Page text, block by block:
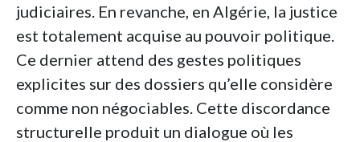
judiciaires. En revanche, en Algérie, la justice
est totalement acquise au pouvoir politique.
Ce dernier attend des gestes politiques
explicites sur des dossiers qu’elle considère
comme non négociables. Cette discordance
structurelle produit un dialogue où les